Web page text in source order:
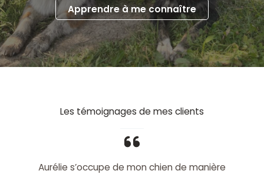
Apprendre à me connaître
Les témoignages de mes clients
Aurélie s’occupe de mon chien de manière